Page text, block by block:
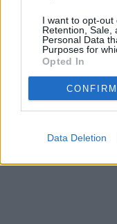
I want to opt-out
Retention, Sale,
Personal Data
Purposes for
Opted In
CONFIRM
Data Deletion